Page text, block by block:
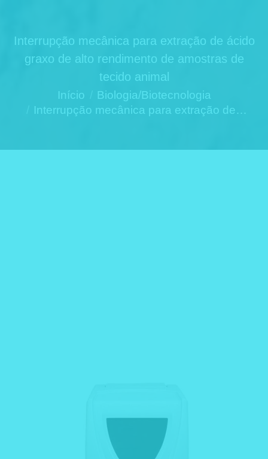
Interrupção mecânica para extração de ácido
graxo de alto rendimento de amostras de
tecido animal
Você está aqui:
Início
Biologia/Biotecnologia
Interrupção mecânica para extração de…